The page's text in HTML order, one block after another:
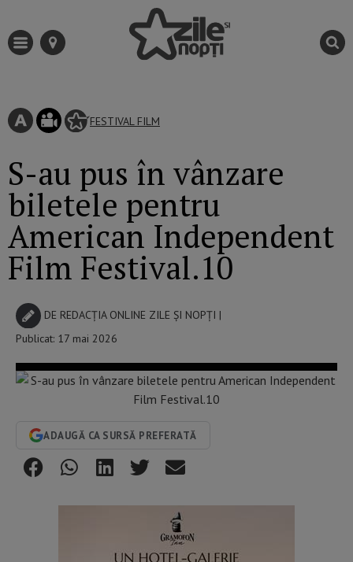
FESTIVAL FILM
S-au pus în vânzare
biletele pentru
American Independent
Film Festival.10
DE REDACȚIA ONLINE ZILE ȘI NOPȚI |
Publicat: 17 mai 2026
ADAUGĂ CA SURSĂ PREFERATĂ